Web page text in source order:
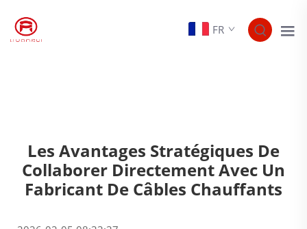
FR
Les Avantages Stratégiques De
Collaborer Directement Avec Un
Fabricant De Câbles Chauffants